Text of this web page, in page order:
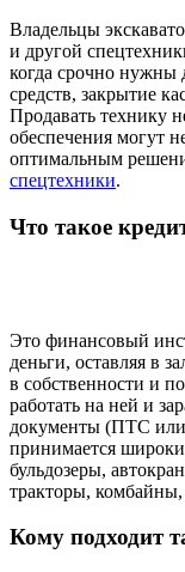
Владельцы
и другой
когда срочно
средств, закрытие
Продавать технику
обеспечения могут
оптимальным
спецтехники.
Что такое
Это финансовый
деньги, оставляя в
в собственности и
работать на ней и
документы (ПТС
принимается
бульдозеры,
тракторы,
Кому подходит